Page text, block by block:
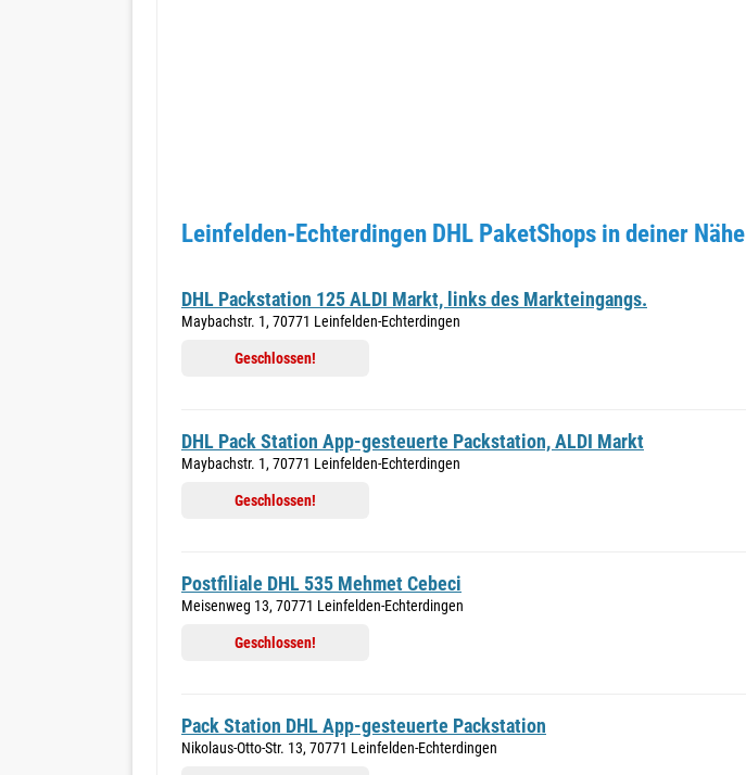
Leinfelden-Echterdingen DHL PaketShops in deiner Nähe
DHL Packstation 125 ALDI Markt, links des Markteingangs.
Maybachstr. 1, 70771 Leinfelden-Echterdingen
Geschlossen!
DHL Pack Station App-gesteuerte Packstation, ALDI Markt
Maybachstr. 1, 70771 Leinfelden-Echterdingen
Geschlossen!
Postfiliale DHL 535 Mehmet Cebeci
Meisenweg 13, 70771 Leinfelden-Echterdingen
Geschlossen!
Pack Station DHL App-gesteuerte Packstation
Nikolaus-Otto-Str. 13, 70771 Leinfelden-Echterdingen